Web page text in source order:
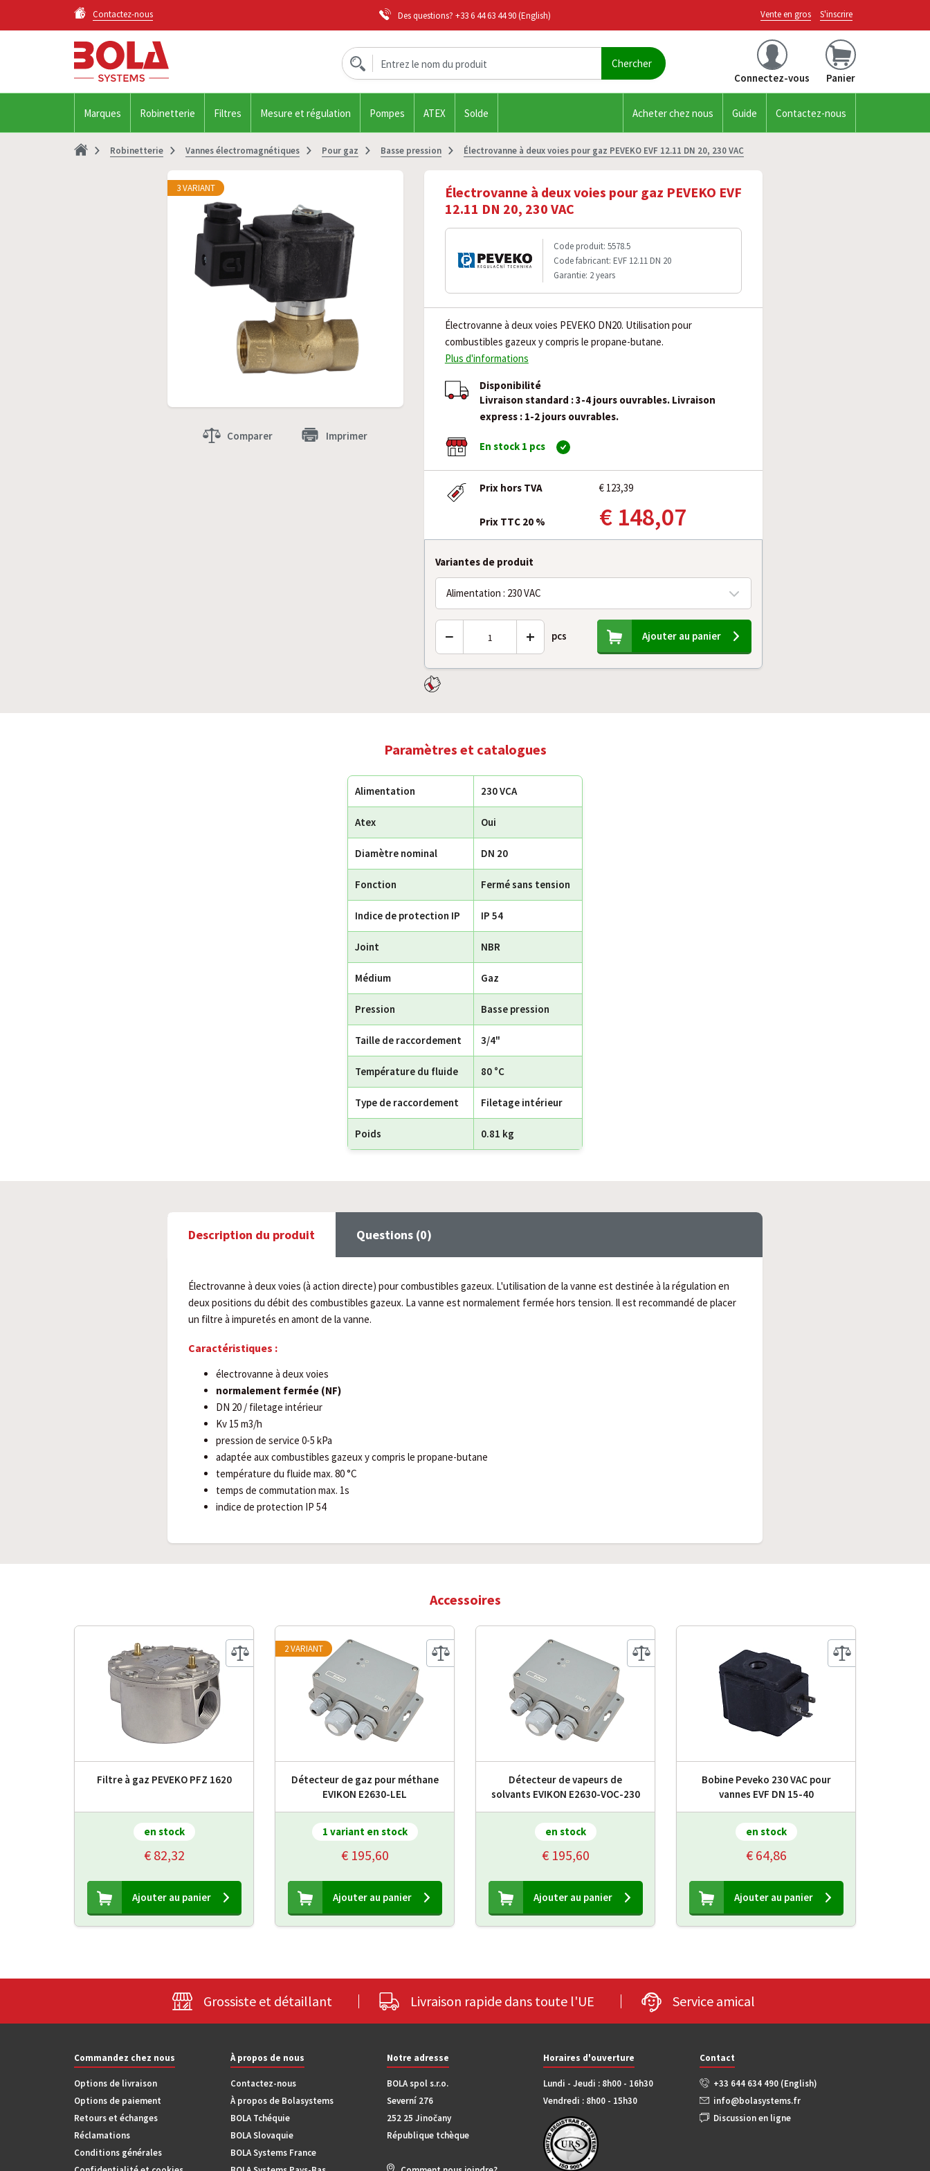
Contactez-nous Des questions? +33 6 44 63 44 90(English) Vente en gros S'inscrire
Connectez-vous Panier
Marques Robinetterie Filtres Mesure et régulation Pompes ATEX Solde Acheter chez nous Guide Contactez-nous
Robinetterie Vannes électromagnétiques Pour gaz Basse pression Électrovanne à deux voies pour gaz PEVEKO EVF 12.11 DN 20, 230 VAC
3 VARIANT
Comparer Imprimer
Électrovanne à deux voies pour gaz PEVEKO EVF
12.11 DN 20, 230 VAC
Code produit: 5578.5
Code fabricant: EVF 12.11 DN 20
Garantie: 2 years
Électrovanne à deux voies PEVEKO DN20. Utilisation pour
combustibles gazeux y compris le propane-butane.
Plus d'informations
Disponibilité
Livraison standard : 3-4 jours ouvrables. Livraison
express : 1-2 jours ouvrables.
En stock 1 pcs
Prix hors TVA € 123,39
Prix TTC 20 % € 148,07
Variantes de produit
Alimentation : 230 VAC
pcs
− + Ajouter au panier
Paramètres et catalogues
Alimentation 230 VCA
Atex Oui
Diamètre nominal DN 20
Fonction Fermé sans tension
Indice de protection IP IP 54
Joint NBR
Médium Gaz
Pression Basse pression
Taille de raccordement 3/4"
Température du fluide 80 °C
Type de raccordement Filetage intérieur
Poids 0.81 kg
Description du produit Questions (0)
Électrovanne à deux voies (à action directe) pour combustibles gazeux. L'utilisation de la vanne est destinée à la régulation en
deux positions du débit des combustibles gazeux. La vanne est normalement fermée hors tension. Il est recommandé de placer
un filtre à impuretés en amont de la vanne.
Caractéristiques :
électrovanne à deux voies
normalement fermée (NF)
DN 20 / filetage intérieur
Kv 15 m3/h
pression de service 0-5 kPa
adaptée aux combustibles gazeux y compris le propane-butane
température du fluide max. 80 °C
temps de commutation max. 1s
indice de protection IP 54
Accessoires
Filtre à gaz PEVEKO PFZ 1620
en stock
€ 82,32
Ajouter au panier
Détecteur de gaz pour méthane
EVIKON E2630-LEL
1 variant en stock
€ 195,60
Ajouter au panier
2 VARIANT
Détecteur de vapeurs de
solvants EVIKON E2630-VOC-230
en stock
€ 195,60
Ajouter au panier
Bobine Peveko 230 VAC pour
vannes EVF DN 15-40
en stock
€ 64,86
Ajouter au panier
Grossiste et détaillant Livraison rapide dans toute l'UE Service amical
Commandez chez nous
Options de livraison
Options de paiement
Retours et échanges
Réclamations
Conditions générales
À propos de nous
Contactez-nous
À propos de Bolasystems
BOLA Tchéquie
BOLA Slovaquie
BOLA Systems France
Notre adresse
BOLA spol s.r.o.
Severní 276
252 25 Jinočany
République tchèque
Horaires d'ouverture
Lundi - Jeudi : 8h00 - 16h30
Vendredi : 8h00 - 15h30
Contact
+33 644 634 490 (English)
info@bolasystems.fr
Discussion en ligne